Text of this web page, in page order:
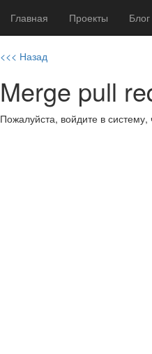
Главная Проекты Блог
<<< Назад
Merge pull
Пожалуйста, войдите в